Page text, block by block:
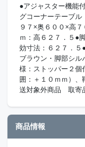
●アジャスター機能
グコーナーテーブル
９７×奥６００×高
ｍ：高６２７．５●
効寸法：６２７．５
ブラウン・脚部シ
様：ストッパー２個
囲：＋１０ｍｍ）
送対象外商品 取寄
商品情報